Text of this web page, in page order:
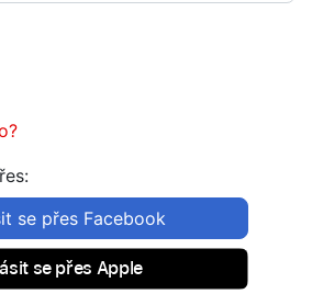
se přes Facebook
se přes Apple